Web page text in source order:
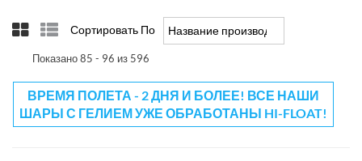
Сортировать По Название производителя +/-
Показано 85 - 96 из 596
ВРЕМЯ ПОЛЕТА - 2 ДНЯ И БОЛЕЕ! ВСЕ НАШИ
ШАРЫ С ГЕЛИЕМ УЖЕ ОБРАБОТАНЫ HI-FLOAT!